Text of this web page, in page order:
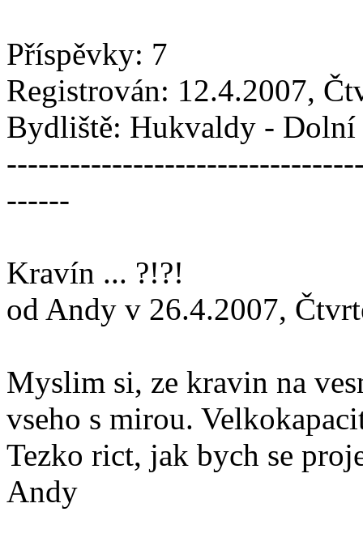
Příspěvky: 7
Registrován: 12.4.2007,
Bydliště: Hukvaldy - Dolní
------
Kravín ... ?!?!
od Andy v 26.4.2007,
Myslim si, ze kravin na
vseho s mirou.
Tezko rict, jak bych se
Andy